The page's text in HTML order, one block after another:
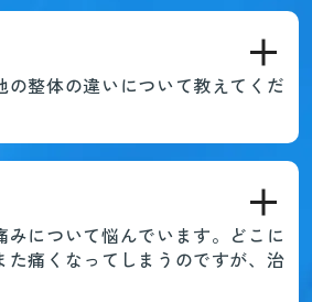
の整体の違いについて教えてくだ
みについて悩んでいます。どこに
た痛くなってしまうのですが、治